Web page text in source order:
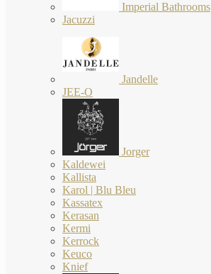
Imperial Bathrooms
Jacuzzi
Jandelle
JEE-O
Jorger
Kaldewei
Kallista
Karol | Blu Bleu
Kassatex
Kerasan
Kermi
Kerrock
Keuco
Knief